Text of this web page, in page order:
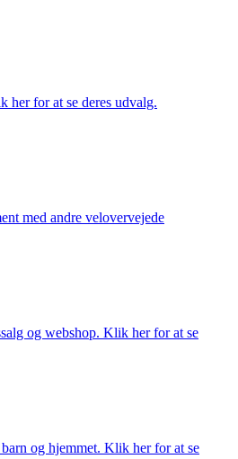
her for at se deres udvalg.
med andre velovervejede
og webshop. Klik her for at se
og hjemmet. Klik her for at se